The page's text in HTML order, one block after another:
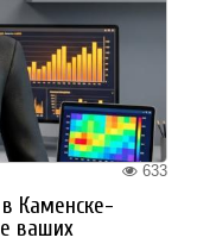
633
Каменске-
ваших